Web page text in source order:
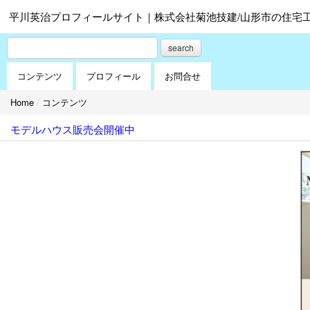
平川英治プロフィールサイト｜株式会社菊池技建/山形市の住宅
search
コンテンツ プロフィール
お問合せ
Home / コンテンツ
モデルハウス販売会開催中